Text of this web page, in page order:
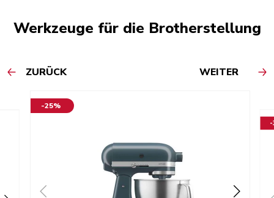
Werkzeuge für die Brotherstellung
ZURÜCK WEITER
-25%
-